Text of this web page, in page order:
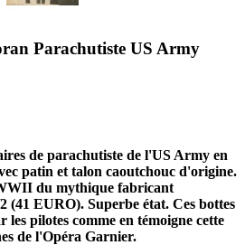
Parachutiste US Army
de parachutiste de l'US Army en
patin et talon caoutchouc d'origine.
du mythique fabricant
(41 EURO). Superbe état. Ces bottes
les pilotes comme en témoigne cette
de l'Opéra Garnier.